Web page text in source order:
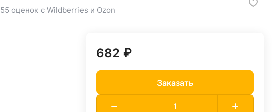
55 оценок с Wildberries и Ozon
682 ₽
Заказать